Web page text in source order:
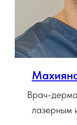
Врач-
лазерным